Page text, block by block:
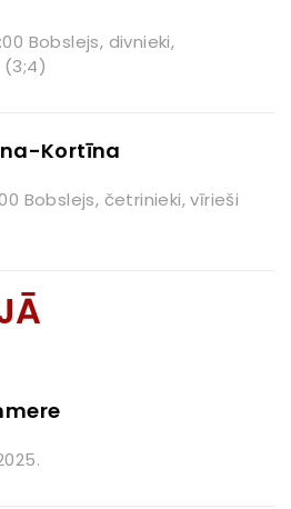
Bobslejs, divnieki,
Kortīna
Bobslejs, četrinieki, vīrieši